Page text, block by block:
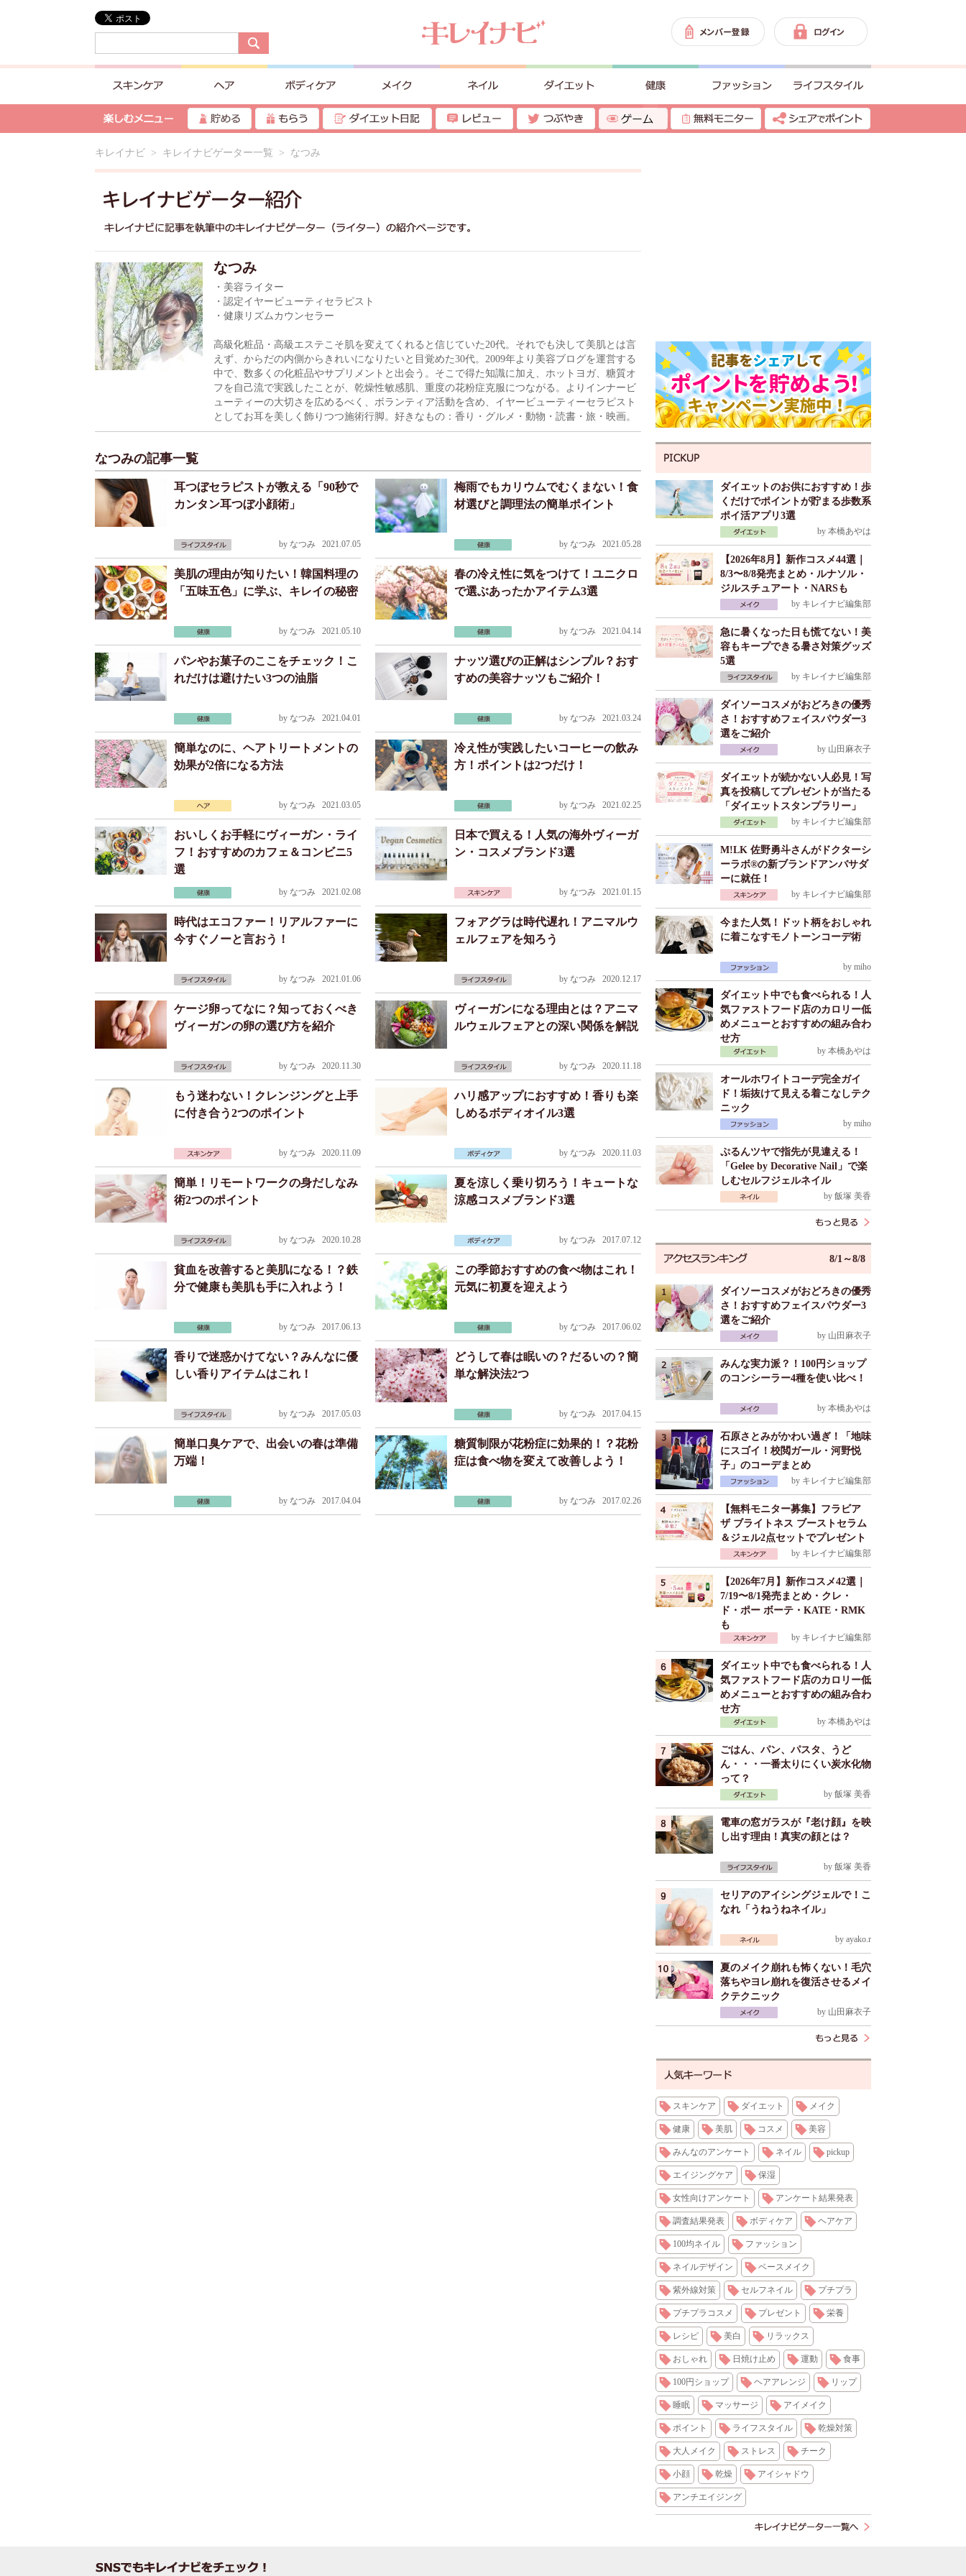
キレイナビ > キレイナビゲーター一覧 > なつみ
なつみ
・美容ライター
・認定イヤービューティセラピスト
・健康リズムカウンセラー
高級化粧品・高級エステこそ肌を変えてくれると信じていた20代。それでも決して美肌とは言
えず、からだの内側からきれいになりたいと目覚めた30代。2009年より美容ブログを運営する
中で、数多くの化粧品やサプリメントと出会う。そこで得た知識に加え、ホットヨガ、糖質オ
フを自己流で実践したことが、乾燥性敏感肌、重度の花粉症克服につながる。よりインナービ
ューティーの大切さを広めるべく、ボランティア活動を含め、イヤービューティーセラピスト
としてお耳を美しく飾りつつ施術行脚。好きなもの：香り・グルメ・動物・読書・旅・映画。
なつみの記事一覧
耳つぼセラピストが教える「90秒で
カンタン耳つぼ小顔術」
by なつみ 2021.07.05
梅雨でもカリウムでむくまない！食
材選びと調理法の簡単ポイント
by なつみ 2021.05.28
美肌の理由が知りたい！韓国料理の
「五味五色」に学ぶ、キレイの秘密
by なつみ 2021.05.10
春の冷え性に気をつけて！ユニクロ
で選ぶあったかアイテム3選
by なつみ 2021.04.14
パンやお菓子のここをチェック！こ
れだけは避けたい3つの油脂
by なつみ 2021.04.01
ナッツ選びの正解はシンプル？おす
すめの美容ナッツもご紹介！
by なつみ 2021.03.24
簡単なのに、ヘアトリートメントの
効果が2倍になる方法
by なつみ 2021.03.05
冷え性が実践したいコーヒーの飲み
方！ポイントは2つだけ！
by なつみ 2021.02.25
おいしくお手軽にヴィーガン・ライ
フ！おすすめのカフェ＆コンビニ5
選
by なつみ 2021.02.08
日本で買える！人気の海外ヴィーガ
ン・コスメブランド3選
by なつみ 2021.01.15
時代はエコファー！リアルファーに
今すぐノーと言おう！
by なつみ 2021.01.06
フォアグラは時代遅れ！アニマルウ
ェルフェアを知ろう
by なつみ 2020.12.17
ケージ卵ってなに？知っておくべき
ヴィーガンの卵の選び方を紹介
by なつみ 2020.11.30
ヴィーガンになる理由とは？アニマ
ルウェルフェアとの深い関係を解説
by なつみ 2020.11.18
もう迷わない！クレンジングと上手
に付き合う2つのポイント
by なつみ 2020.11.09
ハリ感アップにおすすめ！香りも楽
しめるボディオイル3選
by なつみ 2020.11.03
簡単！リモートワークの身だしなみ
術2つのポイント
by なつみ 2020.10.28
夏を涼しく乗り切ろう！キュートな
涼感コスメブランド3選
by なつみ 2017.07.12
貧血を改善すると美肌になる！？鉄
分で健康も美肌も手に入れよう！
by なつみ 2017.06.13
この季節おすすめの食べ物はこれ！
元気に初夏を迎えよう
by なつみ 2017.06.02
香りで迷惑かけてない？みんなに優
しい香りアイテムはこれ！
by なつみ 2017.05.03
どうして春は眠いの？だるいの？簡
単な解決法2つ
by なつみ 2017.04.15
簡単口臭ケアで、出会いの春は準備
万端！
by なつみ 2017.04.04
糖質制限が花粉症に効果的！？花粉
症は食べ物を変えて改善しよう！
by なつみ 2017.02.26
ダイエットのお供におすすめ！歩
くだけでポイントが貯まる歩数系
ポイ活アプリ3選
by 本橋あやは
【2026年8月】新作コスメ44選｜
8/3〜8/8発売まとめ・ルナソル・
ジルスチュアート・NARSも
by キレイナビ編集部
急に暑くなった日も慌てない！美
容もキープできる暑さ対策グッズ
5選
by キレイナビ編集部
ダイソーコスメがおどろきの優秀
さ！おすすめフェイスパウダー3
選をご紹介
by 山田麻衣子
ダイエットが続かない人必見！写
真を投稿してプレゼントが当たる
「ダイエットスタンプラリー」
by キレイナビ編集部
M!LK 佐野勇斗さんがドクターシ
ーラボ®の新ブランドアンバサダ
ーに就任！
by キレイナビ編集部
今また人気！ドット柄をおしゃれ
に着こなすモノトーンコーデ術
by miho
ダイエット中でも食べられる！人
気ファストフード店のカロリー低
めメニューとおすすめの組み合わ
せ方
by 本橋あやは
オールホワイトコーデ完全ガイ
ド！垢抜けて見える着こなしテク
ニック
by miho
ぷるんツヤで指先が見違える！
「Gelee by Decorative Nail」で楽
しむセルフジェルネイル
by 飯塚 美香
8/1～8/8
ダイソーコスメがおどろきの優秀
さ！おすすめフェイスパウダー3
選をご紹介
by 山田麻衣子
みんな実力派？！100円ショップ
のコンシーラー4種を使い比べ！
by 本橋あやは
石原さとみがかわい過ぎ！「地味
にスゴイ！校閲ガール・河野悦
子」のコーデまとめ
by キレイナビ編集部
【無料モニター募集】フラビア
ザ ブライトネス ブーストセラム
＆ジェル2点セットでプレゼント
by キレイナビ編集部
【2026年7月】新作コスメ42選｜
7/19〜8/1発売まとめ・クレ・
ド・ポー ボーテ・KATE・RMK
も
by キレイナビ編集部
ダイエット中でも食べられる！人
気ファストフード店のカロリー低
めメニューとおすすめの組み合わ
せ方
by 本橋あやは
ごはん、パン、パスタ、うど
ん・・・一番太りにくい炭水化物
って？
by 飯塚 美香
電車の窓ガラスが『老け顔』を映
し出す理由！真実の顔とは？
by 飯塚 美香
セリアのアイシングジェルで！こ
なれ「うねうねネイル」
by ayako.r
夏のメイク崩れも怖くない！毛穴
落ちやヨレ崩れを復活させるメイ
クテクニック
by 山田麻衣子
スキンケア ダイエット メイク
健康 美肌 コスメ 美容
みんなのアンケート ネイル pickup
エイジングケア 保湿
女性向けアンケート アンケート結果発表
調査結果発表 ボディケア ヘアケア
100均ネイル ファッション
ネイルデザイン ベースメイク
紫外線対策 セルフネイル プチプラ
プチプラコスメ プレゼント 栄養
レシピ 美白 リラックス
おしゃれ 日焼け止め 運動 食事
100円ショップ ヘアアレンジ リップ
睡眠 マッサージ アイメイク
ポイント ライフスタイル 乾燥対策
大人メイク ストレス チーク
小顔 乾燥 アイシャドウ
アンチエイジング